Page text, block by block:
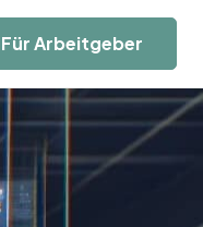
Für Arbeitgeber